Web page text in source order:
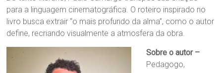
para a linguagem cinematográfica. O roteiro inspirado no
livro busca extrair “o mais profundo da alma”, como o autor
define, recriando visualmente a atmosfera da obra.
Sobre o autor –
Pedagogo,